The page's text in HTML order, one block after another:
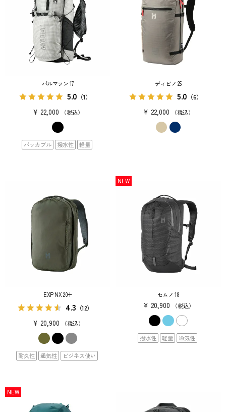
パルマラン 17
5.0 （1）
¥ 22,000 税込
パッカブル 撥水性 軽量
ディビノ 25
5.0 （6）
¥ 22,000 税込
EXP NX 20+
4.3 （12）
¥ 20,900 税込
耐久性 通気性 ビジネス使い
セムノ 18
¥ 20,900 税込
NEW
撥水性 軽量 通気性
NEW